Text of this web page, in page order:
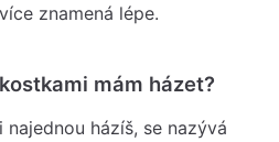
znamená lépe.
mám házet?
házíš, se nazývá